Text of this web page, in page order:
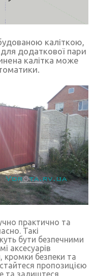
каліткою,
додаткової пари
калітка може
практично та
Такі
бути безпечними
аксесуарів
кромки безпеки та
пропозицією
та залиштеся